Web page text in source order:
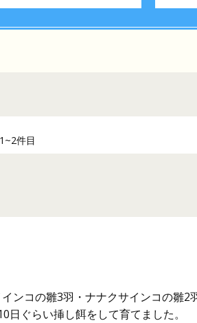
件目
ンコの雛3羽・ナナクサインコの雛
日ぐらい挿し餌をして育てました。